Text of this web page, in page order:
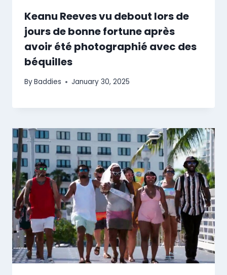
Keanu Reeves vu debout lors de
jours de bonne fortune après
avoir été photographié avec des
béquilles
ByBaddies January 30, 2025